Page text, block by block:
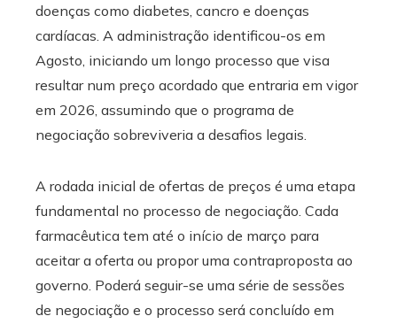
doenças como diabetes, cancro e doenças
cardíacas. A administração identificou-os em
Agosto, iniciando um longo processo que visa
resultar num preço acordado que entraria em vigor
em 2026, assumindo que o programa de
negociação sobreviveria a desafios legais.
A rodada inicial de ofertas de preços é uma etapa
fundamental no processo de negociação. Cada
farmacêutica tem até o início de março para
aceitar a oferta ou propor uma contraproposta ao
governo. Poderá seguir-se uma série de sessões
de negociação e o processo será concluído em